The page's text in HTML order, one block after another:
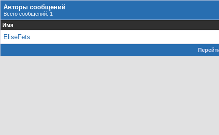
Авторы сообщений
Всего сообщений: 1
Имя
EliseFets